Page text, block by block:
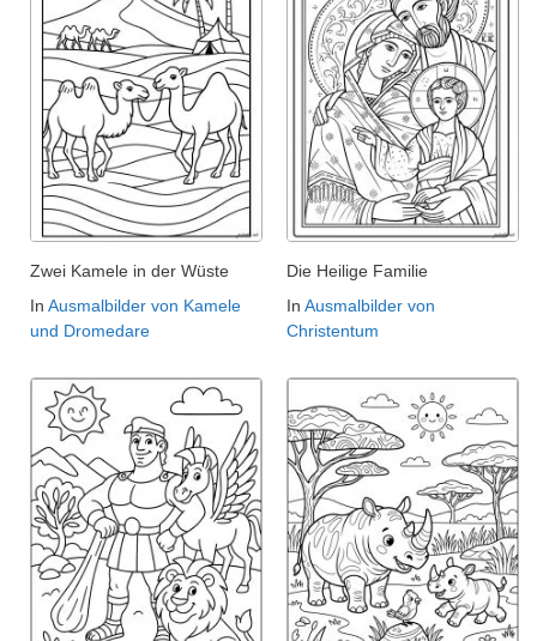
Zwei Kamele in der Wüste
In Ausmalbilder von Kamele
und Dromedare
Die Heilige Familie
In Ausmalbilder von
Christentum